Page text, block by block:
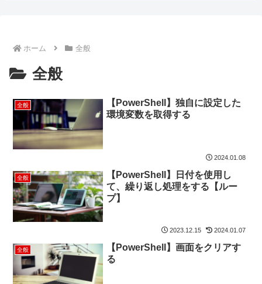
ホーム 全般
全般
全般
【PowerShell】独自に設定した
環境変数を取得する
2024.01.08
全般
【PowerShell】日付を使用し
て、繰り返し処理をする【ルー
プ】
2023.12.15 2024.01.07
全般
【PowerShell】画面をクリアす
る